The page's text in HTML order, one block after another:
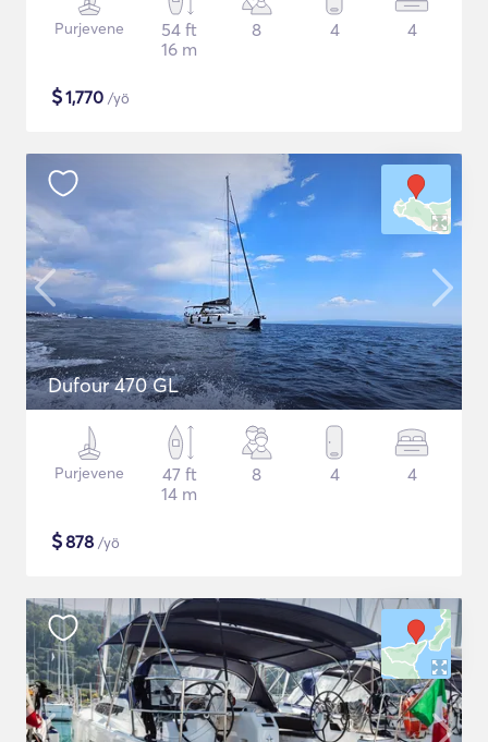
Purjevene
54 ft
16 m
8 4 4
$1,770 /yö
Dufour 470 GL
Purjevene
47 ft
14 m
8 4 4
$878 /yö